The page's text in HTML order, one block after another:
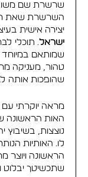
שרשרת שם
השרשרת שאת
יצירה אישית
ישראל. תוכלי
שמותאם
טהור, מעניקה
שהופכות אותה
מראה יוקרתי עם
האות הראשונה
נוצצות, בשיבוץ
לו. האותיות
הראשונה ויוצר
שתכשיטך יבלוט